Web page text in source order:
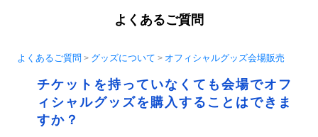
よくあるご質問
よくあるご質問 > グッズについて > オフィシャルグッズ会場販売
チケットを持っていなくても会場でオフ
ィシャルグッズを購入することはできま
すか？